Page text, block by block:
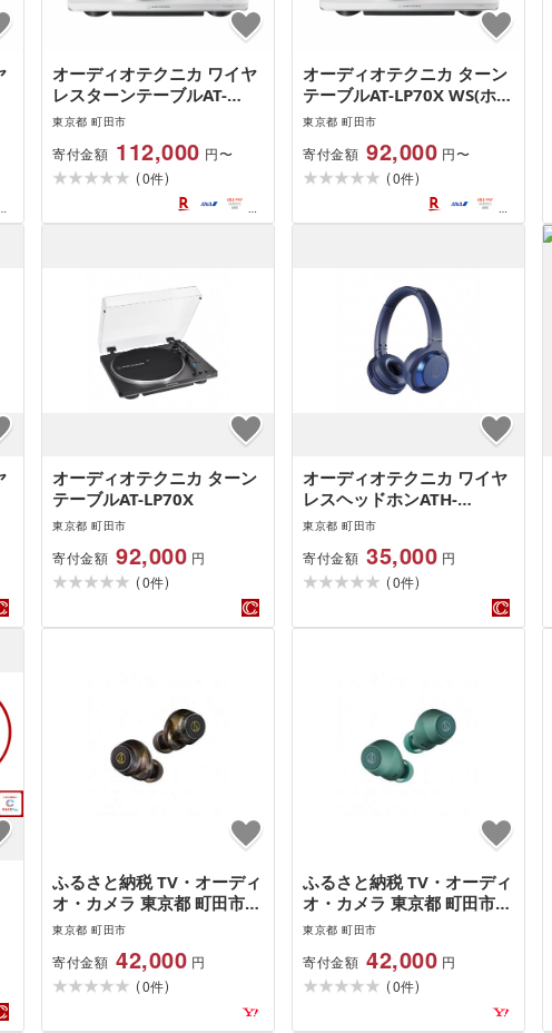
オーディオテクニカ ワイヤ
レスターンテーブルAT-
LP70XBT WS(ホワイト/シ
東京都 町田市
寄付金額 112,000 円〜
(0件)
オーディオテクニカ ターン
テーブルAT-LP70X WS(ホワ
イト/シルバー)
東京都 町田市
寄付金額 92,000 円〜
(0件)
オーディオテクニカ ターン
テーブルAT-LP70X
東京都 町田市
寄付金額 92,000 円
(0件)
オーディオテクニカ ワイヤ
レスヘッドホンATH-
WS330BT
東京都 町田市
寄付金額 35,000 円
(0件)
ふるさと納税 TV・オーディ
オ・カメラ 東京都 町田市
オーディオテクニカ 完全ワ
CKS30TW+ TBK(スケルト
ン) TBK(スケルトン)
東京都 町田市
寄付金額 42,000 円
(0件)
ふるさと納税 TV・オーディ
オ・カメラ 東京都 町田市
オーディオテクニカ 完全ワ
CKS30TW+ GR(エバーグリ
ーン) GR(エバーグリーン)
東京都 町田市
寄付金額 42,000 円
(0件)